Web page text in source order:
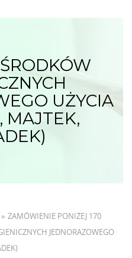
UŻYCIA
MAJTEK,
» ZAMÓWIENIE PONIŻEJ 170
JEDNORAZOWEGO